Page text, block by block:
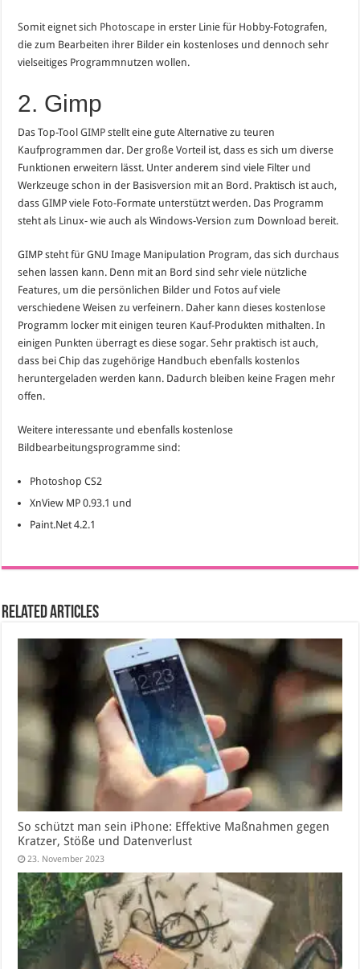
Somit eignet sich Photoscape in erster Linie für Hobby-Fotografen,
die zum Bearbeiten ihrer Bilder ein kostenloses und dennoch sehr
vielseitiges Programmnutzen wollen.
2. Gimp
Das Top-ToolGIMP stellt eine gute Alternative zu teuren
Kaufprogrammen dar. Der große Vorteil ist, dass es sich um diverse
Funktionen erweitern lässt. Unter anderem sind viele Filter und
Werkzeuge schon in der Basisversion mit an Bord. Praktisch ist auch,
dass GIMP viele Foto-Formate unterstützt werden. Das Programm
steht als Linux- wie auch als Windows-Version zum Download bereit.
GIMP steht für GNU Image Manipulation Program, das sich durchaus
sehen lassen kann. Denn mit an Bord sind sehr viele nützliche
Features, um die persönlichen Bilder und Fotos auf viele
verschiedene Weisen zu verfeinern. Daher kann dieses kostenlose
Programm locker mit einigen teuren Kauf-Produkten mithalten. In
einigen Punkten überragt es diese sogar. Sehr praktisch ist auch,
dass bei Chip das zugehörige Handbuch ebenfalls kostenlos
heruntergeladen werden kann. Dadurch bleiben keine Fragen mehr
offen.
Weitere interessante und ebenfalls kostenlose
Bildbearbeitungsprogramme sind:
Photoshop CS2
XnView MP 0.93.1 und
Paint.Net 4.2.1
Related Articles
So schützt man sein iPhone: Effektive Maßnahmen gegen
Kratzer, Stöße und Datenverlust
23. November 2023